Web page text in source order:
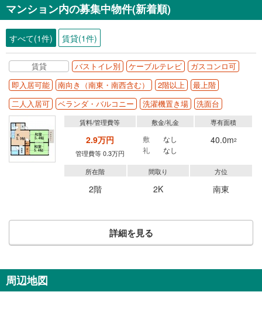
マンション内の募集中物件(新着順)
すべて(1件) 賃貸(1件)
賃貸 バストイレ別 ケーブルテレビ
ガスコンロ可
即入居可能
南向き（南東・南西含む） 2階以上
最上階
二人入居可
ベランダ・バルコニー 洗濯機置き場 洗面台
賃料/管理費等
2.9万円
管理費等 0.3万円
敷金/礼金
敷
なし
礼
なし
専有面積
40.0m2
所在階
2階
間取り
2K
方位
南東
詳細を見る
周辺地図